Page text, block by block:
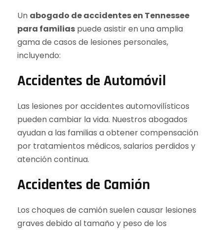
Un abogado de accidentes en Tennessee
para familias puede asistir en una amplia
gama de casos de lesiones personales,
incluyendo:
Accidentes de Automóvil
Las lesiones por accidentes automovilísticos
pueden cambiar la vida. Nuestros abogados
ayudan a las familias a obtener compensación
por tratamientos médicos, salarios perdidos y
atención continua.
Accidentes de Camión
Los choques de camión suelen causar lesiones
graves debido al tamaño y peso de los